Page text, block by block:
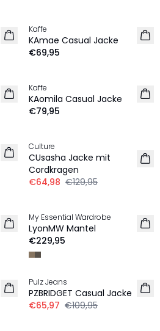
NEU
Kaffe
KAmae Casual Jacke
€69,95
NEU
Kaffe
KAomila Casual Jacke
€79,95
Culture
CUsasha Jacke mit
Cordkragen
€64,98 €129,95
My Essential Wardrobe
LyonMW Mantel
€229,95
-40%
Pulz Jeans
PZBRIDGET Casual Jacke
€65,97 €109,95